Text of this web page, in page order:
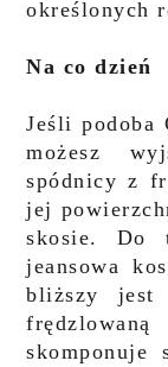
określonych
Na co dzień
Jeśli
możesz
spódnicy z
jej
skosie. Do
jeansowa
bliższy
skomponuje